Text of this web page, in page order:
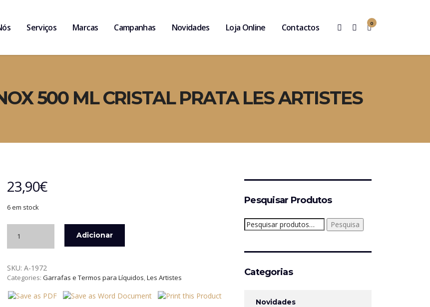
0
Serviços Marcas Campanhas Novidades Loja Online Contactos
500 ML CRISTAL PRATA LES ARTISTES
23,90€
6 em stock
GARRAFA
INOX
500
CRISTAL
Adicionar
SKU: A-1972
Categories: Garrafas e Termos para Líquidos,Les Artistes
Pesquisar Produtos
Pesquisar
por:
Pesquisa
Categorias
Novidades